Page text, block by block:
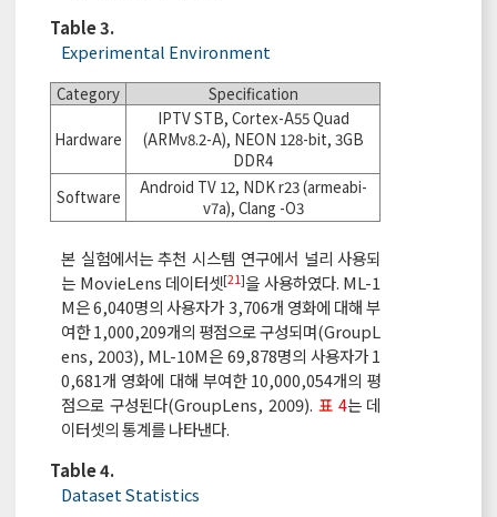
Table 3.
Experimental Environment
Category Specification
Hardware
IPTV STB, Cortex-A55 Quad
(ARMv8.2-A), NEON 128-bit, 3GB
DDR4
Software
Android TV 12, NDK r23 (armeabi-
v7a), Clang -O3
본 실험에서는 추천 시스템 연구에서 널리 사용되
는 MovieLens 데이터셋[21]을 사용하였다. ML-1
M은 6,040명의 사용자가 3,706개 영화에 대해 부
여한 1,000,209개의 평점으로 구성되며(GroupL
ens, 2003), ML-10M은 69,878명의 사용자가 1
0,681개 영화에 대해 부여한 10,000,054개의 평
점으로 구성된다(GroupLens, 2009). 표 4는 데
이터셋의 통계를 나타낸다.
Table 4.
Dataset Statistics